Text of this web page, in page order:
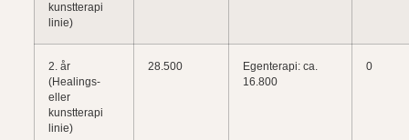
kunstterapi
linie)
2. år
(Healings-
eller
kunstterapi
linie)
28.500
Egenterapi: ca.
16.800
0